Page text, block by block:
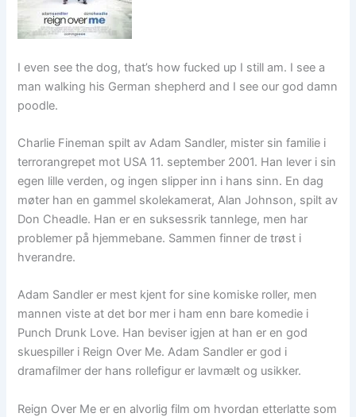
I even see the dog, that’s how fucked up I still am. I see a
man walking his German shepherd and I see our god damn
poodle.
Charlie Fineman spilt av Adam Sandler, mister sin familie i
terrorangrepet mot USA 11. september 2001. Han lever i sin
egen lille verden, og ingen slipper inn i hans sinn. En dag
møter han en gammel skolekamerat, Alan Johnson, spilt av
Don Cheadle. Han er en suksessrik tannlege, men har
problemer på hjemmebane. Sammen finner de trøst i
hverandre.
Adam Sandler er mest kjent for sine komiske roller, men
mannen viste at det bor mer i ham enn bare komedie i
Punch Drunk Love. Han beviser igjen at han er en god
skuespiller i Reign Over Me. Adam Sandler er god i
dramafilmer der hans rollefigur er lavmælt og usikker.
Reign Over Me er en alvorlig film om hvordan etterlatte som